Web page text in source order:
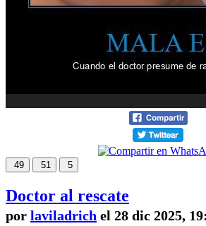
49 51 5
Doctor al rescate
por laviladrich el 28 dic 2025,